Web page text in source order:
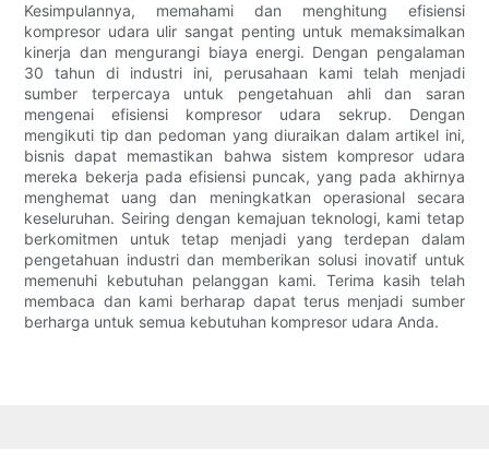
Kesimpulannya, memahami dan menghitung efisiensi
kompresor udara ulir sangat penting untuk memaksimalkan
kinerja dan mengurangi biaya energi. Dengan pengalaman
30 tahun di industri ini, perusahaan kami telah menjadi
sumber terpercaya untuk pengetahuan ahli dan saran
mengenai efisiensi kompresor udara sekrup. Dengan
mengikuti tip dan pedoman yang diuraikan dalam artikel ini,
bisnis dapat memastikan bahwa sistem kompresor udara
mereka bekerja pada efisiensi puncak, yang pada akhirnya
menghemat uang dan meningkatkan operasional secara
keseluruhan. Seiring dengan kemajuan teknologi, kami tetap
berkomitmen untuk tetap menjadi yang terdepan dalam
pengetahuan industri dan memberikan solusi inovatif untuk
memenuhi kebutuhan pelanggan kami. Terima kasih telah
membaca dan kami berharap dapat terus menjadi sumber
berharga untuk semua kebutuhan kompresor udara Anda.